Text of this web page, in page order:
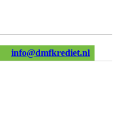
info@dmfkrediet.nl